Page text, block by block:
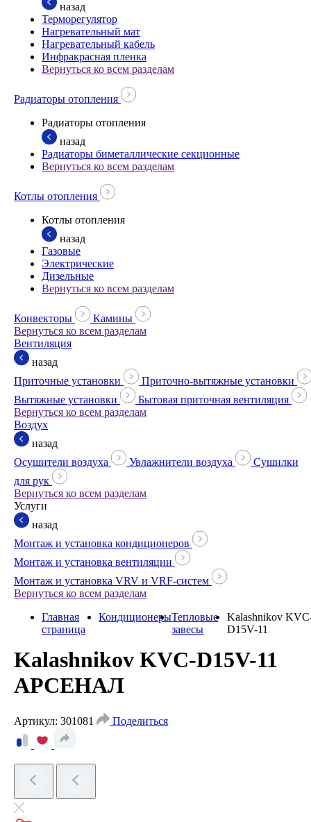
назад
Терморегулятор
Нагревательный мат
Нагревательный кабель
Инфракрасная пленка
Вернуться ко всем разделам
Радиаторы отопления
Радиаторы отопления
назад
Радиаторы биметаллические секционные
Вернуться ко всем разделам
Котлы отопления
Котлы отопления
назад
Газовые
Электрические
Дизельные
Вернуться ко всем разделам
Конвекторы
Камины
Вернуться ко всем разделам
Вентиляция
назад
Приточные установки
Приточно-вытяжные установки
Вытяжные установки
Бытовая приточная вентиляция
Вернуться ко всем разделам
Воздух
назад
Осушители воздуха
Увлажнители воздуха
Сушилки
для рук
Вернуться ко всем разделам
Услуги
назад
Монтаж и установка кондиционеров
Монтаж и установка вентиляции
Монтаж и установка VRV и VRF-систем
Вернуться ко всем разделам
Главная
страница
КондиционерыТепловые
завесы
Kalashnikov
D15V-11
Kalashnikov KVC-D15V-11
АРСЕНАЛ
Артикул: 301081 Поделиться